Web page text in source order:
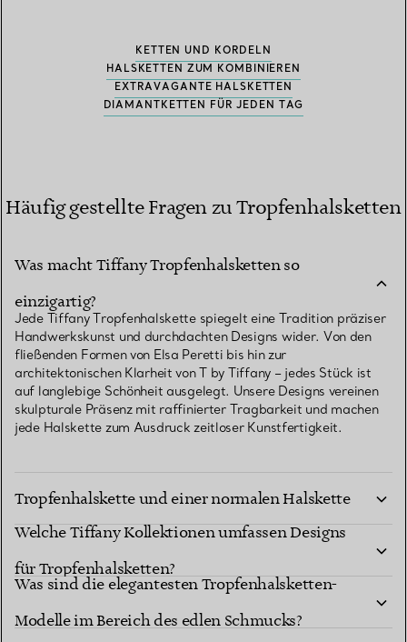
KETTEN UND KORDELN
HALSKETTEN ZUM KOMBINIEREN
EXTRAVAGANTE HALSKETTEN
DIAMANTKETTEN FÜR JEDEN TAG
Häufig gestellte Fragen zu Tropfenhalsketten
Was macht Tiffany Tropfenhalsketten so
einzigartig?
Jede Tiffany Tropfenhalskette spiegelt eine Tradition präziser
Handwerkskunst und durchdachten Designs wider. Von den
fließenden Formen von Elsa Peretti bis hin zur
architektonischen Klarheit von T by Tiffany – jedes Stück ist
auf langlebige Schönheit ausgelegt. Unsere Designs vereinen
skulpturale Präsenz mit raffinierter Tragbarkeit und machen
jede Halskette zum Ausdruck zeitloser Kunstfertigkeit.
Tropfenhalskette und einer normalen Halskette
mit Anhänger?
Welche Tiffany Kollektionen umfassen Designs
für Tropfenhalsketten?
Was sind die elegantesten Tropfenhalsketten-
Modelle im Bereich des edlen Schmucks?